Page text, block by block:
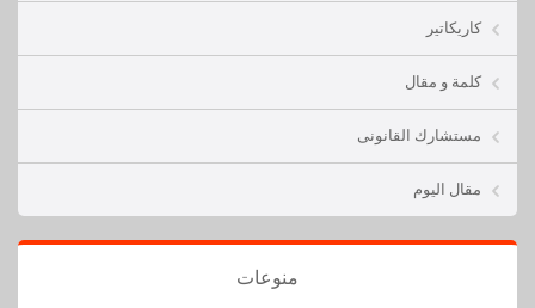
كاريكاتير
كلمة و مقال
مستشارك القانونى
مقال اليوم
منوعات